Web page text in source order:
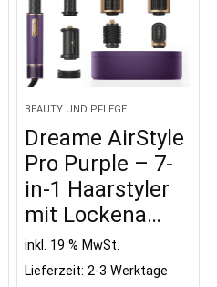
BEAUTY UND PFLEGE
Dreame AirStyle
Pro Purple – 7-
in-1 Haarstyler
mit Lockena…
inkl. 19 % MwSt.
Lieferzeit:2-3 Werktage